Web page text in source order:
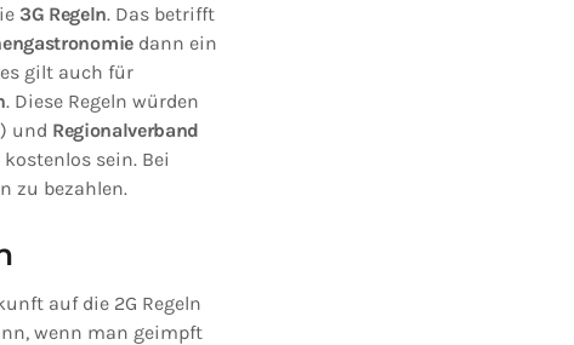
3G Regeln. Das betrifft
dann ein
gilt auch für
. Diese Regeln würden
und Regionalverband
sein. Bei
zu bezahlen.
auf die 2G Regeln
wenn man geimpft